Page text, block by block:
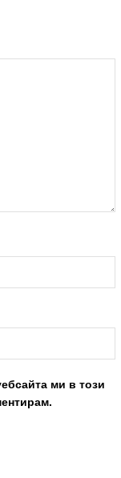
ми в този